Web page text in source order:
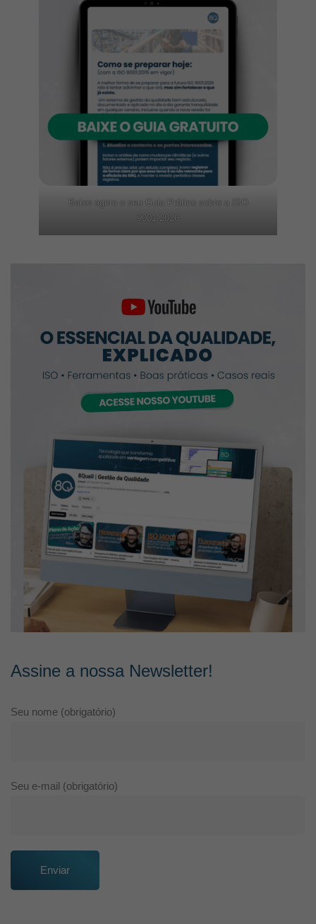
Baixe agora o seu Guia Prático sobre a ISO
9001:2026
Assine a nossa Newsletter!
Seu nome (obrigatório)
Seu e-mail (obrigatório)